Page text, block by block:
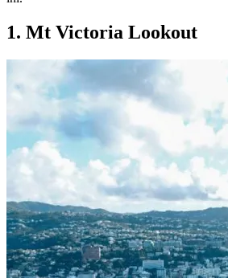
1. Mt Victoria Lookout